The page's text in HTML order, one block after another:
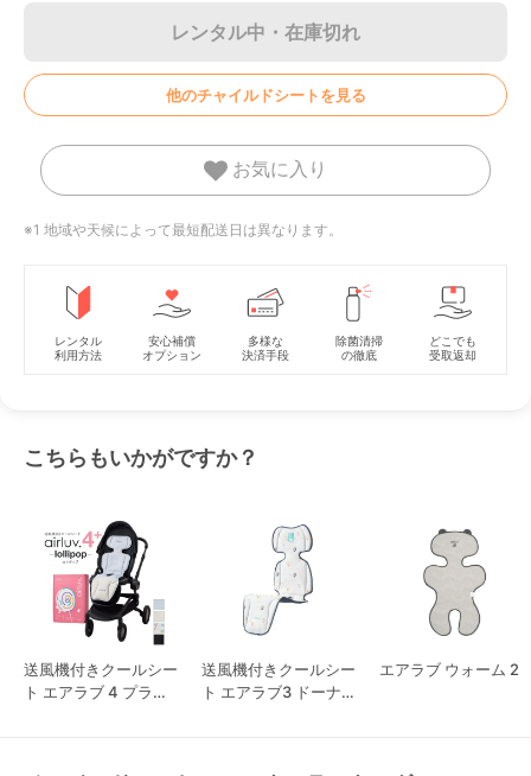
レンタル中・在庫切れ
他のチャイルドシートを見る
お気に入り
※1 地域や天候によって最短配送日は異なります。
レンタル
利用方法
安心補償
オプション
多様な
決済手段
除菌清掃
の徹底
どこでも
受取返却
こちらもいかがですか？
送風機付きクールシー
ト エアラブ 4 プラス
送風機付きクールシー
ト エアラブ3 ドーナ
エアラブ ウォーム 2